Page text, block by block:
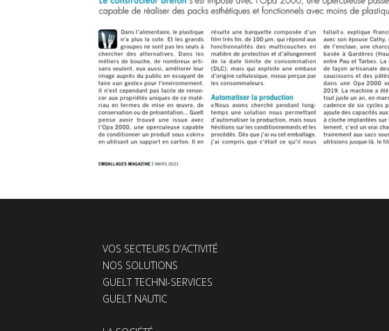
VOS SECTEURS D’ACTIVITÉ
NOS SOLUTIONS
GUELT TECHNI-SERVICES
GUELT NAUTIC